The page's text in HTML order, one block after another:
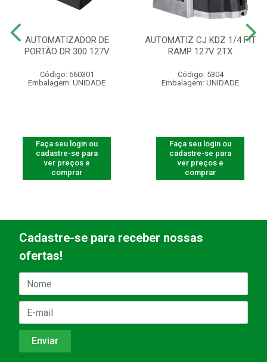
AUTOMATIZADOR DE
PORTÃO DR 300 127V
Código: 660301
Embalagem: UNIDADE
Faça seu login ou
cadastre-se para
ver preços e
comprar
AUTOMATIZ CJ KDZ 1/4 FIT
RAMP 127V 2TX
Código: 5304
Embalagem: UNIDADE
Faça seu login ou
cadastre-se para
ver preços e
comprar
Cadastre-se para receber nossas
ofertas!